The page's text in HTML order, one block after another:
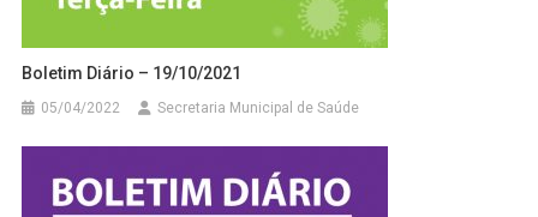
Boletim Diário – 19/10/2021
05/04/2022 Secretaria Municipal de Saúde